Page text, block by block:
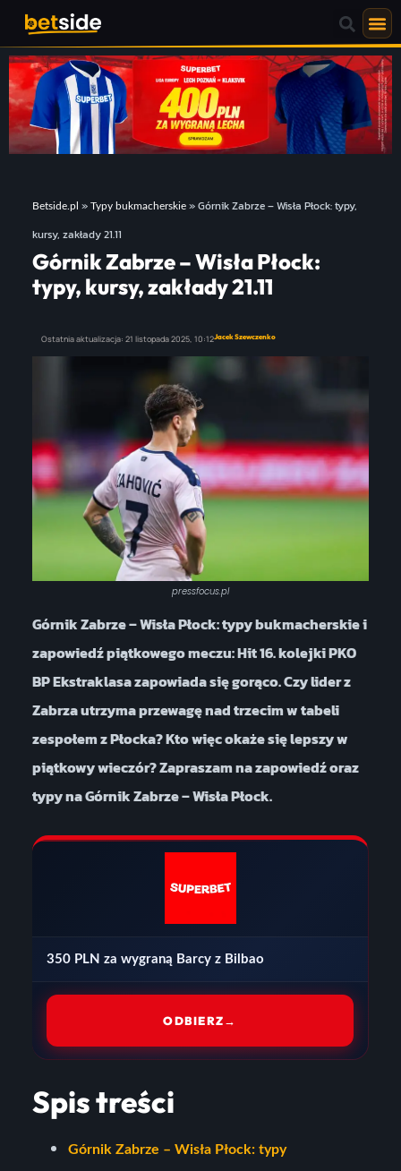
Betside.pl » Typy bukmacherskie»Górnik Zabrze – Wisła Płock: typy,
kursy, zakłady 21.11
Górnik Zabrze – Wisła Płock:
typy, kursy, zakłady 21.11
Ostatnia aktualizacja: 21 listopada 2025, 10:12Jacek Szewczenko
pressfocus.pl
Górnik Zabrze – Wisła Płock: typy bukmacherskie i
zapowiedź piątkowego meczu: Hit 16. kolejki PKO
BP Ekstraklasa zapowiada się gorąco. Czy lider z
Zabrza utrzyma przewagę nad trzecim w tabeli
zespołem z Płocka? Kto więc okaże się lepszy w
piątkowy wieczór? Zapraszam na zapowiedź oraz
typy na Górnik Zabrze – Wisła Płock.
350 PLN za wygraną Barcy z Bilbao
ODBIERZ→
Spis treści
Górnik Zabrze – Wisła Płock: typy